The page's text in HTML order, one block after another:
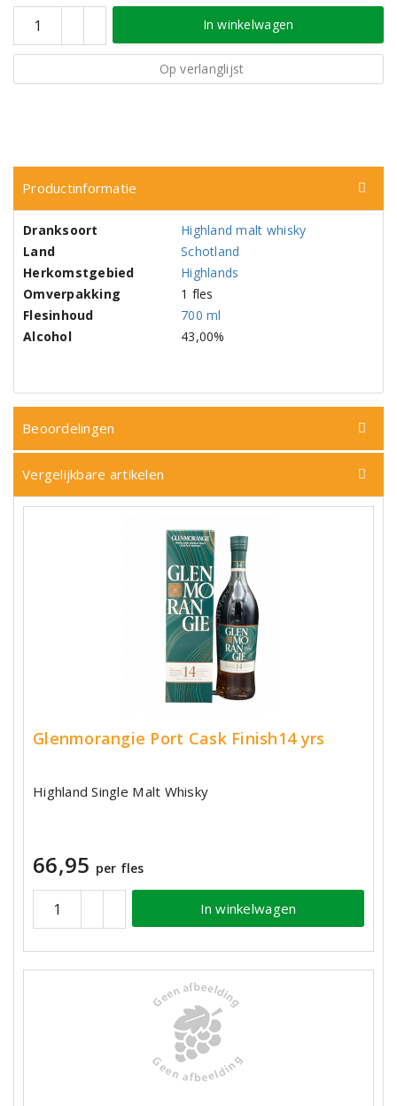
In winkelwagen
Op verlanglijst
Productinformatie
Dranksoort
Highland malt whisky
Land
Schotland
Herkomstgebied
Highlands
Omverpakking
1 fles
Flesinhoud
700 ml
Alcohol
43,00%
Beoordelingen
Vergelijkbare artikelen
Glenmorangie Port Cask Finish14 yrs
Highland Single Malt Whisky
66,95 per fles
In winkelwagen